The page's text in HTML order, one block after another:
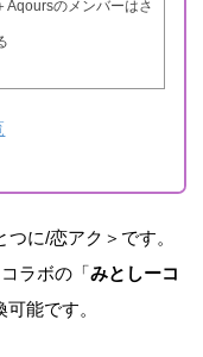
Aqoursのメンバーはさ
に/恋アク＞です。
ラボの「みとしーコ
能です。